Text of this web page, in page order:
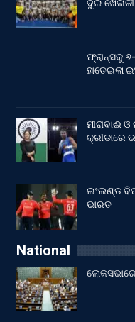
ଦୁଇ
ଫ୍ରାନ୍ସକୁ
ହାତେଇଲା
ମୀରାବାଈ
କ୍ରୀଡାରେ
ଇଂଲଣ୍ଡ
ଭାରତ
National